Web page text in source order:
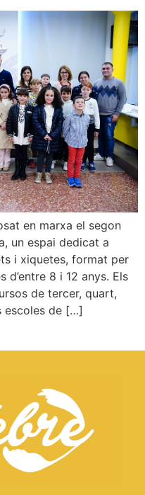
en marxa el segon
un espai dedicat a
i xiquetes, format per
d’entre 8 i 12 anys. Els
de tercer, quart,
escoles de […]